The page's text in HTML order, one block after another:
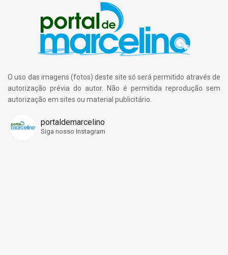
O uso das imagens (fotos) deste site só será permitido através de
autorização prévia do autor. Não é permitida reprodução sem
autorização em sites ou material publicitário.
portaldemarcelino
Siga nosso Instagram